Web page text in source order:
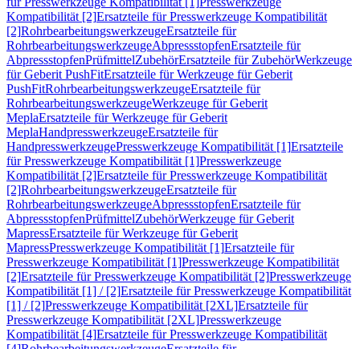
Kompatibilität [2]Ersatzteile für Presswerkzeuge Kompatibilität
[2]RohrbearbeitungswerkzeugeErsatzteile für
RohrbearbeitungswerkzeugeAbpressstopfenErsatzteile für
AbpressstopfenPrüfmittelZubehörErsatzteile für ZubehörWerkzeuge
für Geberit PushFitErsatzteile für Werkzeuge für Geberit
PushFitRohrbearbeitungswerkzeugeErsatzteile für
RohrbearbeitungswerkzeugeWerkzeuge für Geberit
MeplaErsatzteile für Werkzeuge für Geberit
MeplaHandpresswerkzeugeErsatzteile für
HandpresswerkzeugePresswerkzeuge Kompatibilität [1]Ersatzteile
für Presswerkzeuge Kompatibilität [1]Presswerkzeuge
Kompatibilität [2]Ersatzteile für Presswerkzeuge Kompatibilität
[2]RohrbearbeitungswerkzeugeErsatzteile für
RohrbearbeitungswerkzeugeAbpressstopfenErsatzteile für
AbpressstopfenPrüfmittelZubehörWerkzeuge für Geberit
MapressErsatzteile für Werkzeuge für Geberit
MapressPresswerkzeuge Kompatibilität [1]Ersatzteile für
Presswerkzeuge Kompatibilität [1]Presswerkzeuge Kompatibilität
[2]Ersatzteile für Presswerkzeuge Kompatibilität [2]Presswerkzeuge
Kompatibilität [1] / [2]Ersatzteile für Presswerkzeuge Kompatibilität
[1] / [2]Presswerkzeuge Kompatibilität [2XL]Ersatzteile für
Presswerkzeuge Kompatibilität [2XL]Presswerkzeuge
Kompatibilität [4]Ersatzteile für Presswerkzeuge Kompatibilität